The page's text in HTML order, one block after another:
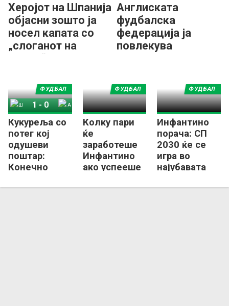
Херојот на Шпанија
објасни зошто ја
носел капата со
„слоганот на
Трамп“
Англиската
фудбалска
федерација ја
повлекува
Кукуреља со
потег кој
одушеви
поштар:
Конечно
со медал од
ФУДБАЛ
Шпанија
1 - 0
Колку пари
ќе
заработеше
Инфантино
ако успееше
„продаде
ФУДБАЛ
Инфантино
порача: СП
2030 ќе се
игра во
најубавата
ФУДБАЛ